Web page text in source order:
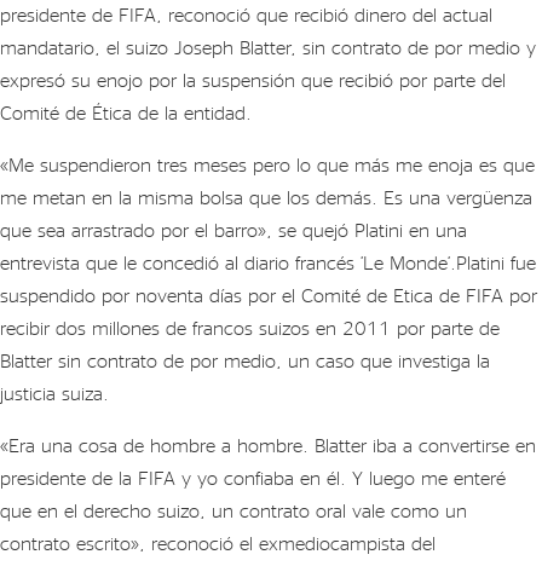
le
entregó
dinero
presidente de FIFA, reconoció que recibió dinero del actual
mandatario, el suizo Joseph Blatter, sin contrato de por medio y
expresó su enojo por la suspensión que recibió por parte del
Comité de Ética de la entidad.
«Me suspendieron tres meses pero lo que más me enoja es que
me metan en la misma bolsa que los demás. Es una vergüenza
que sea arrastrado por el barro», se quejó Platini en una
entrevista que le concedió al diario francés ‘Le Monde’.Platini fue
suspendido por noventa días por el Comité de Etica de FIFA por
recibir dos millones de francos suizos en 2011 por parte de
Blatter sin contrato de por medio, un caso que investiga la
justicia suiza.
«Era una cosa de hombre a hombre. Blatter iba a convertirse en
presidente de la FIFA y yo confiaba en él. Y luego me enteré
que en el derecho suizo, un contrato oral vale como un
contrato escrito», reconoció el exmediocampista del